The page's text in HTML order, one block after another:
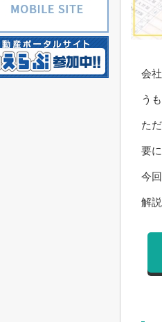
会
う
た
要
今
解